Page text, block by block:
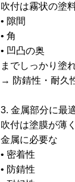
吹付は霧状の塗
• 隙間
• 角
• 凹凸の奥
までしっかり塗れ
→ 防錆性・耐久
3. 金属部分に最
吹付は塗膜が薄
金属に必要な
• 密着性
• 防錆性